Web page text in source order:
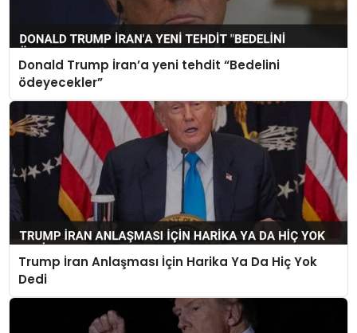
Donald Trump İran’a yeni tehdit “Bedelini
ödeyecekler”
Trump İran Anlaşması İçin Harika Ya Da Hiç Yok
Dedi